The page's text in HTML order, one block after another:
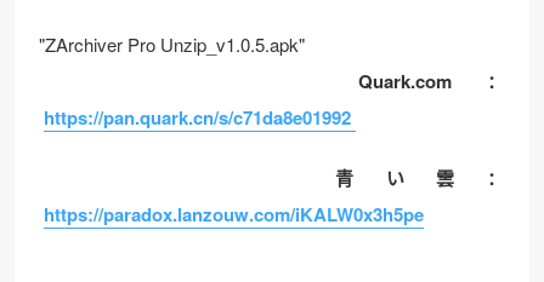
"ZArchiver Pro Unzip_v1.0.5.apk"
Quark.com：
https://pan.quark.cn/s/c71da8e01992
青い雲：
https://paradox.lanzouw.com/iKALW0x3h5pe